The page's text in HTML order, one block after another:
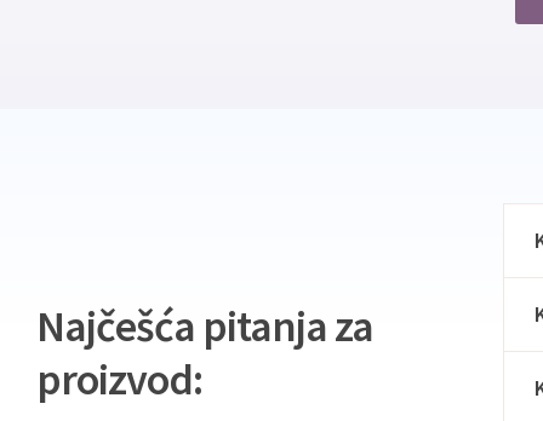
Najčešća pitanja za
proizvod: